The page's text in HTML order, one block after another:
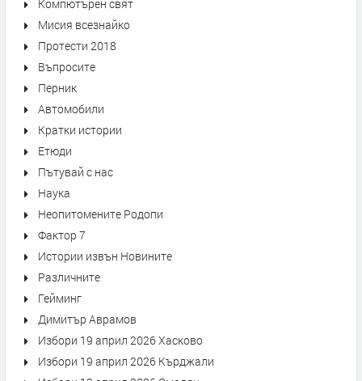
Компютърен свят
Мисия всезнайко
Протести 2018
Въпросите
Перник
Автомобили
Кратки истории
Етюди
Пътувай с нас
Наука
Неопитомените Родопи
Фактор 7
Истории извън Новините
Различните
Гейминг
Димитър Аврамов
Избори 19 април 2026 Хасково
Избори 19 април 2026 Кърджали